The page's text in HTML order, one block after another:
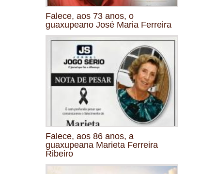
Falece, aos 73 anos, o
guaxupeano José Maria Ferreira
Falece, aos 86 anos, a
guaxupeana Marieta Ferreira
Ribeiro